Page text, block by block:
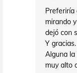
Preferiría
mirando
dejó con
Y gracias.
Alguna
muy alto